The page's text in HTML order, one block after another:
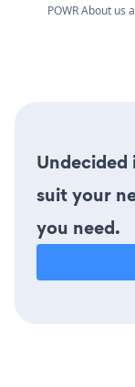
POWR About us
suit your
you need.